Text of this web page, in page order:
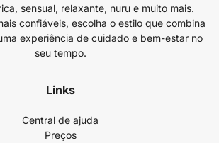
sensual, relaxante, nuru e muito mais.
confiáveis, escolha o estilo que combina
experiência de cuidado e bem-estar no
seu tempo.
Links
Central de ajuda
Preços